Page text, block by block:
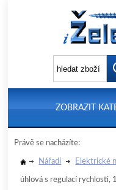
ZOBRAZIT
Právě se nacházíte:
Nářadí Elektrické
úhlová s regulací rychlosti,